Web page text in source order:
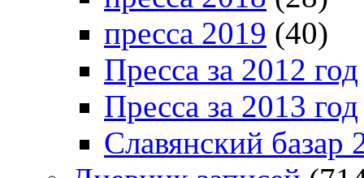
пресса 2019 (40)
Пресса за 2012 год
Пресса за 2013 год
Славянский базар